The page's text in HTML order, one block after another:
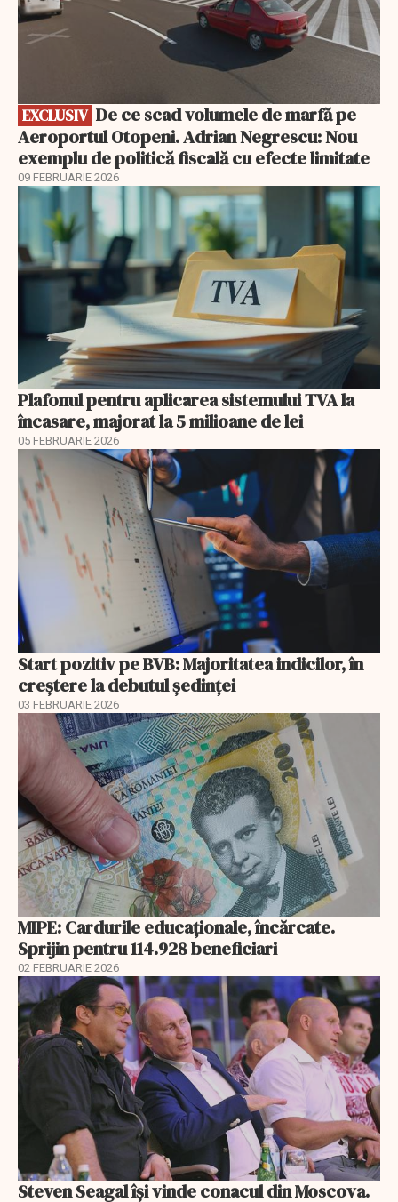
EXCLUSIV
Aeroportul Otopeni. Adrian Negrescu: Nou
exemplu de politică fiscală cu efecte limitate
09 FEBRUARIE 2026
Plafonul pentru aplicarea sistemului TVA la
încasare, majorat la 5 milioane de lei
05 FEBRUARIE 2026
Start pozitiv pe BVB: Majoritatea indicilor, în
creştere la debutul şedinţei
03 FEBRUARIE 2026
MIPE: Cardurile educaţionale, încărcate.
Sprijin pentru 114.928 beneficiari
02 FEBRUARIE 2026
Steven Seagal își vinde conacul din Moscova.